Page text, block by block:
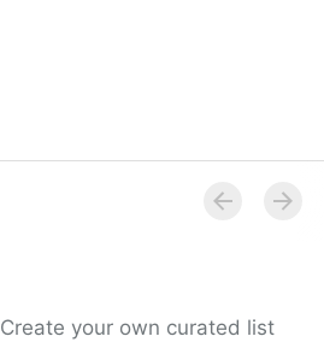
Create your own curated list